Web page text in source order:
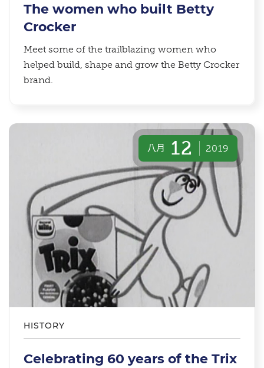
The women who built Betty
Crocker
Meet some of the trailblazing women who
helped build, shape and grow the Betty Crocker
brand.
八月 12 2019
HISTORY
Celebrating 60 years of the Trix